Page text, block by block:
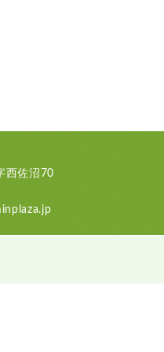
西佐沼70